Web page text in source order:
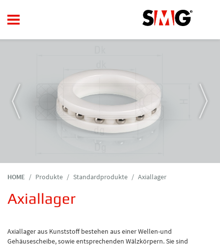
HOME Produkte Standardprodukte Axiallager
Axiallager
Axiallager aus Kunststoff bestehen aus einer Wellen-und
Gehäusescheibe, sowie entsprechenden Wälzkörpern. Sie sind